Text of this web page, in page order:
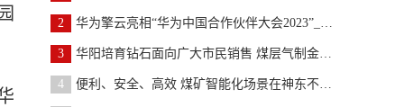
2 华为擎云亮相“华为中国合作伙伴大会2023”_世界快
3 华阳培育钻石面向广大市民销售 煤层气制金刚石首饰
4 便利、安全、高效 煤矿智能化场景在神东不断“上新